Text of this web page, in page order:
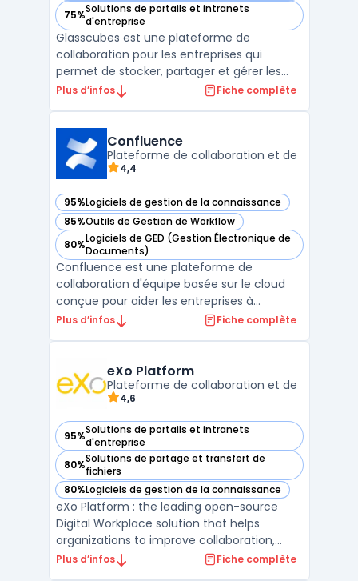
75%Solutions de portails et intranets
d'entreprise
— voir Glasscubes dans cette catégorie
Glasscubes est une plateforme de
collaboration pour les entreprises qui
permet de stocker, partager et gérer les
documents en toute sécurité. Elle propose
projets, de tâches et de calendriers
partagés pour faciliter la com ...
Plus d’infos Fiche complète
Confluence
Plateforme de collaboration et de
4,4
95%Logiciels de gestion de la connaissance
— voir Confluence dans cette catégorie
85%Outils de Gestion de Workflow
— voir Confluence dans cette catégorie
80%Logiciels de GED (Gestion Électronique de
Documents)
— voir Confluence dans cette catégorie
Confluence est une plateforme de
collaboration d'équipe basée sur le cloud
conçue pour aider les entreprises à
organiser et à gérer leur contenu. Elle
des fonctionnalités de Gestion Electronique
de Documents (GED) et de c ...
Plus d’infos Fiche complète
eXo Platform
Plateforme de collaboration et de
4,6
95%Solutions de portails et intranets
d'entreprise
— voir eXo Platform dans cette catégorie
80%Solutions de partage et transfert de
fichiers
— voir eXo Platform dans cette catégorie
80%Logiciels de gestion de la connaissance
— voir eXo Platform dans cette catégorie
eXo Platform : the leading open-source
Digital Workplace solution that helps
organizations to improve collaboration,
knowledge management, and employee
Plus d’infos Fiche complète